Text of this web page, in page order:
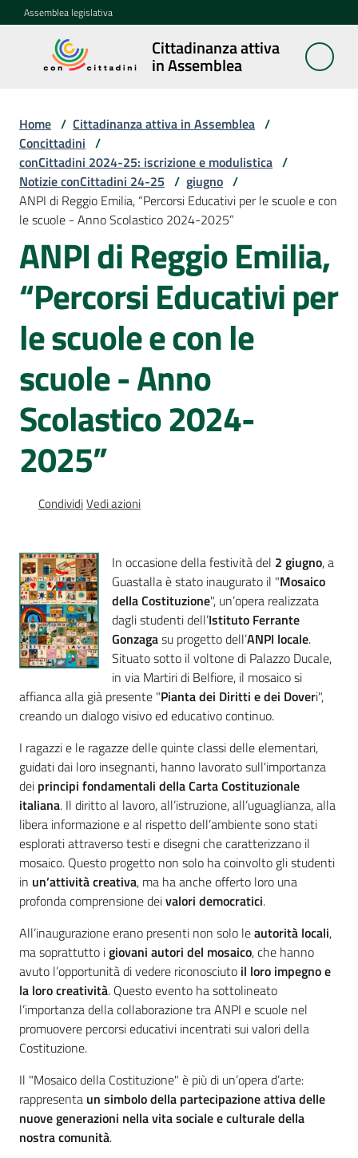
Vai al contenuto
Vai alla navigazione
Vai al footer
Assemblea legislativa
Cittadinanza attiva
in Assemblea
Cittadinanza
attiva in
Concittadini
Menu selezionato
Porte
aperte
in
Assemblea
Mostre
itineranti
Percorsi
sulla
memoria
Seguici
Assemblea
legislativa
Assemblea
Attività
Argomenti
Per i media
Per i cittadini
Home / Cittadinanza attiva in Assemblea /
Concittadini /
conCittadini 2024-25: iscrizione e modulistica /
Notizie conCittadini 24-25 / giugno /
ANPI di Reggio Emilia, “Percorsi Educativi per le scuole e con
le scuole - Anno Scolastico 2024-2025”
ANPI di Reggio Emilia,
“Percorsi Educativi per
le scuole e con le
scuole - Anno
Scolastico 2024-
2025”
CondividiVedi azioni
In occasione della festività del 2 giugno, a
Guastalla è stato inaugurato il "Mosaico
della Costituzione", un’opera realizzata
dagli studenti dell’Istituto Ferrante
Gonzagasu progetto dell’ANPI locale.
Situato sotto il voltone di Palazzo Ducale,
in via Martiri di Belfiore, il mosaico si
affianca alla già presente "Pianta dei Diritti e dei Doveri",
creando un dialogo visivo ed educativo continuo.
I ragazzi e le ragazze delle quinte classi delle elementari,
guidati dai loro insegnanti, hanno lavorato sull'importanza
dei principi fondamentali della Carta Costituzionale
italiana. Il diritto al lavoro, all’istruzione, all’uguaglianza, alla
libera informazione e al rispetto dell’ambiente sono stati
esplorati attraverso testi e disegni che caratterizzano il
mosaico. Questo progetto non solo ha coinvolto gli studenti
in un’attività creativa, ma ha anche offerto loro una
profonda comprensione deivalori democratici.
All’inaugurazione erano presenti non solo leautorità locali,
ma soprattutto igiovani autori del mosaico, che hanno
avuto l’opportunità di vedere riconosciuto il loro impegno e
la loro creatività. Questo evento ha sottolineato
l’importanza della collaborazione tra ANPI e scuole nel
promuovere percorsi educativi incentrati sui valori della
Costituzione.
Il "Mosaico della Costituzione" è più di un’opera d’arte:
rappresenta un simbolo della partecipazione attiva delle
nuove generazioni nella vita sociale e culturale della
nostra comunità.